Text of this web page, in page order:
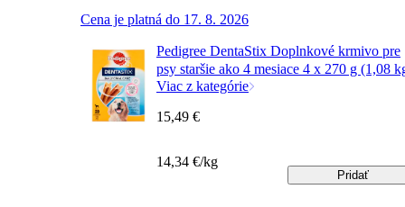
Cena je platná do 17. 8. 2026
Pedigree DentaStix Doplnkové krmivo pre
psy staršie ako 4 mesiace 4 x 270 g (1,08
Viac z kategórie
15,49 €
14,34 €/kg
Pridať